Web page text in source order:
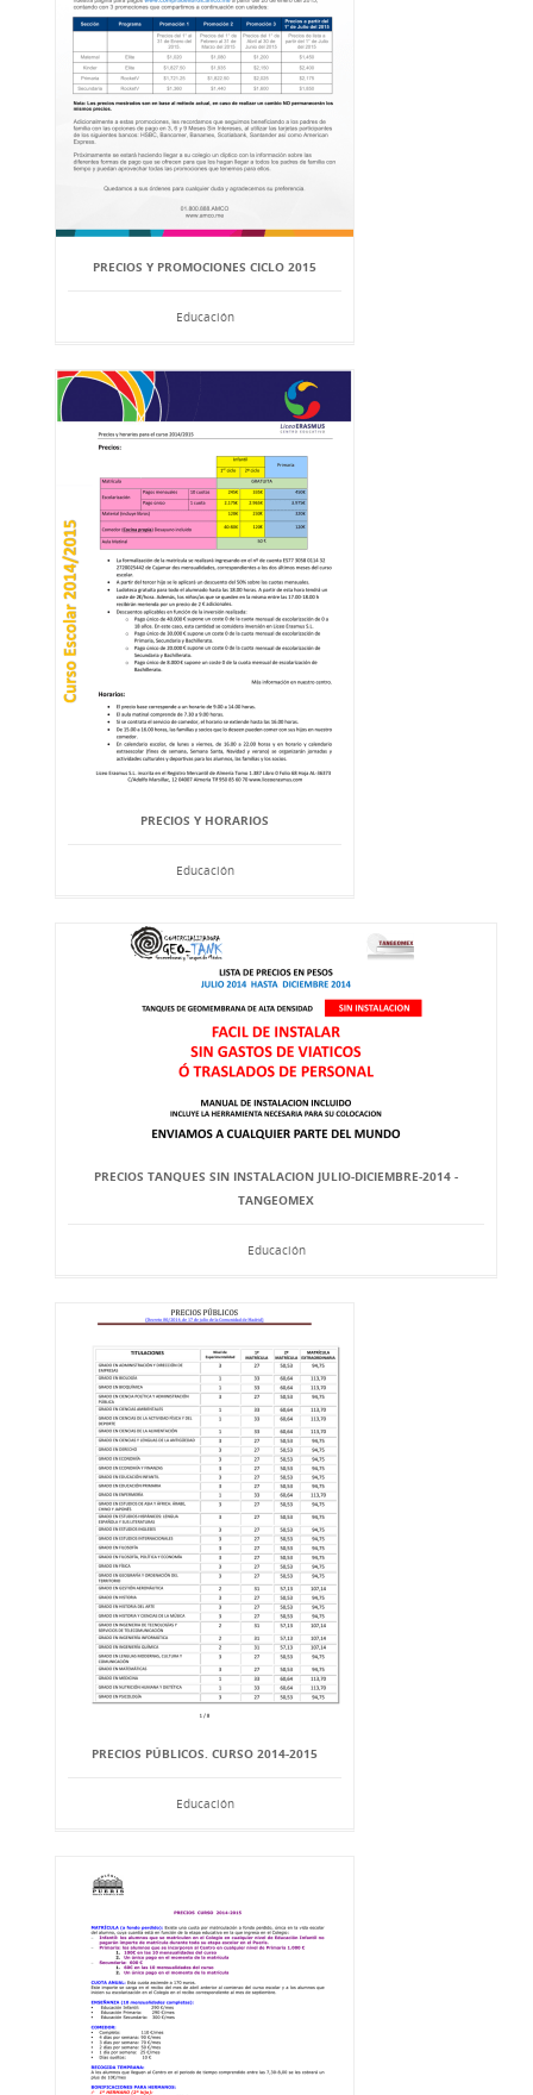
PRECIOS Y PROMOCIONES CICLO 2015
Educación
PRECIOS Y HORARIOS
Educación
PRECIOS TANQUES SIN INSTALACION JULIO-DICIEMBRE-2014 -
TANGEOMEX
Educación
PRECIOS PÚBLICOS. CURSO 2014-2015
Educación